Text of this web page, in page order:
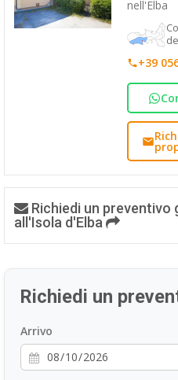
nell'Elba
+39
Richiedi un
all'Isola d'Elba
Richiedi un
Arrivo